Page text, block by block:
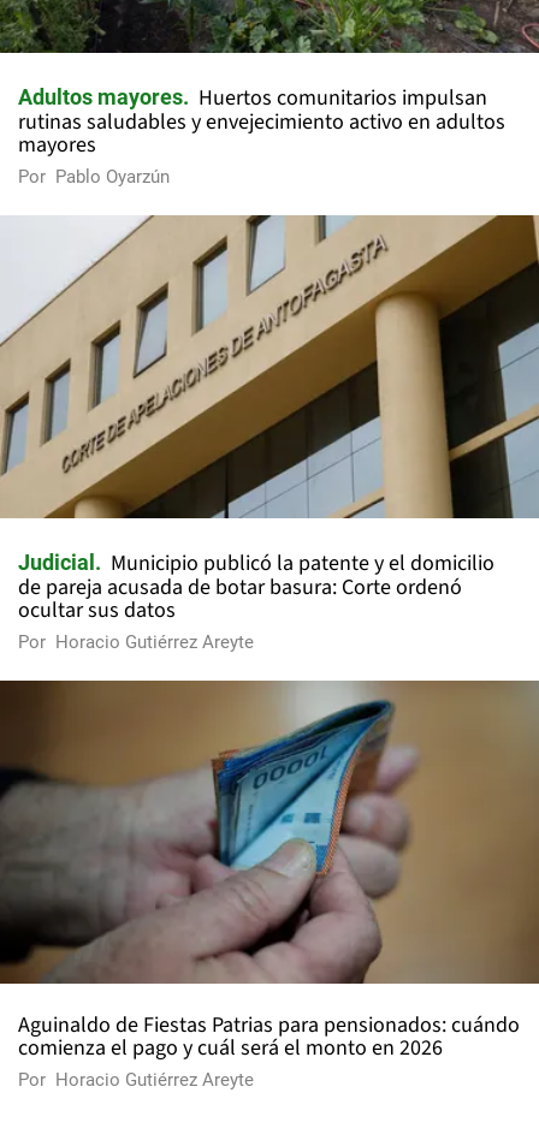
Adultos mayores
Huertos comunitarios impulsan
rutinas saludables y envejecimiento activo en adultos
mayores
Por Pablo Oyarzún
Judicial
Municipio publicó la patente y el domicilio
de pareja acusada de botar basura: Corte ordenó
ocultar sus datos
Por Horacio Gutiérrez Areyte
Aguinaldo de Fiestas Patrias para pensionados: cuándo
comienza el pago y cuál será el monto en 2026
Por Horacio Gutiérrez Areyte